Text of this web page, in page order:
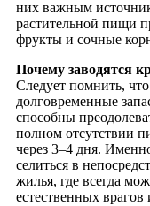
них важным
растительной пищи
фрукты и сочные
Почему заводятся
Следует помнить,
долговременные
способны
полном отсутствии
через 3–4 дня.
селиться в
жилья, где всегда
естественных